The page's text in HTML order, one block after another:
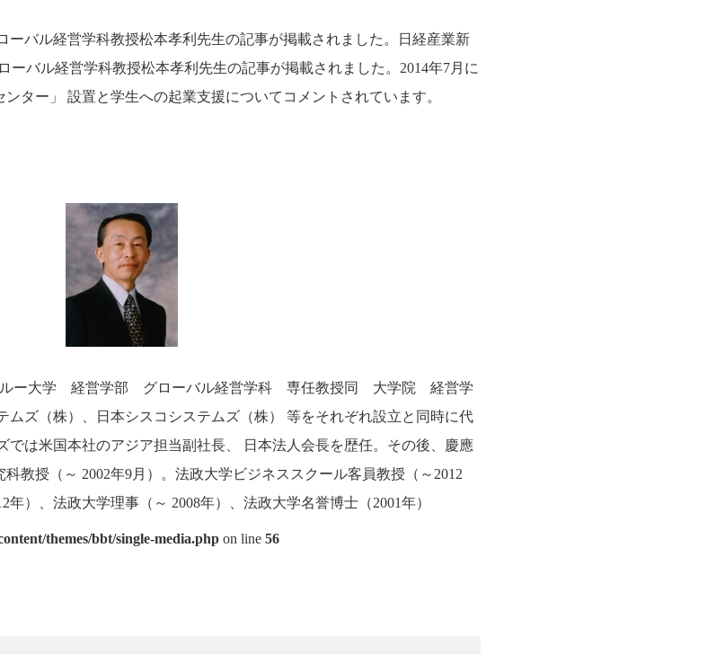
ーバル経営学科教授松本孝利先生の記事が掲載されました。日経産業新
ーバル経営学科教授松本孝利先生の記事が掲載されました。2014年7月に
ター」 設置と学生への起業支援についてコメントされています。
ルー大学 経営学部 グローバル経営学科 専任教授同 大学院 経営学
ズ（株）、日本シスコシステムズ（株） 等をそれぞれ設立と同時に代
では米国本社のアジア担当副社長、 日本法人会長を歴任。その後、慶應
教授（～ 2002年9月）。法政大学ビジネススクール客員教授（～2012
）、法政大学理事（～ 2008年）、法政大学名誉博士（2001年）
themes/bbt/single-media.php on line 56